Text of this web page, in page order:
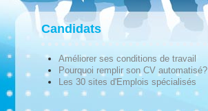
Candidats
Améliorer ses conditions de travail
Pourquoi remplir son CV automatisé?
Les 30 sites d'Emplois spécialisés